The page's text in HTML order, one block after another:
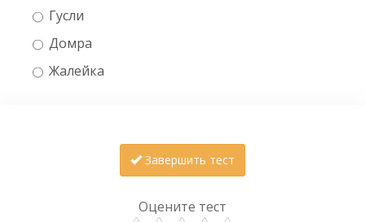
Гусли
Домра
Жалейка
Завершить тест
Оцените тест